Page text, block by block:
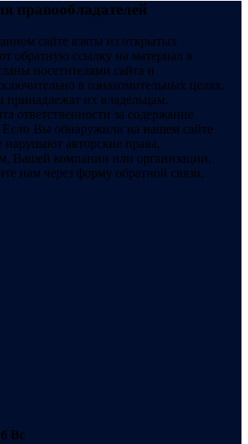
правообладателей
сайте взяты из открытых
обратную ссылку на материал в
посетителями сайта и
в ознакомительных целях.
принадлежат их владельцам.
ответственности за содержание
Если Вы обнаружили на нашем сайте
нарушают авторские права,
Вашей компании или организации,
нам через форму обратной связи.
Вс